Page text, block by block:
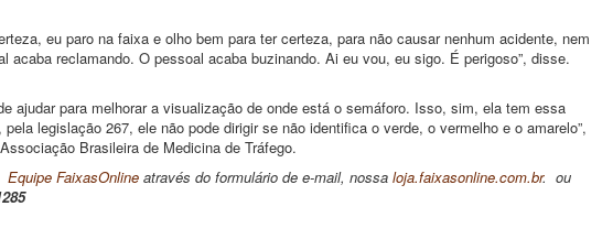
eu paro na faixa e olho bem para ter certeza, para não causar nenhum acidente, nem
acaba reclamando. O pessoal acaba buzinando. Ai eu vou, eu sigo. É perigoso”, disse.
ajudar para melhorar a visualização de onde está o semáforo. Isso, sim, ela tem essa
legislação 267, ele não pode dirigir se não identifica o verde, o vermelho e o amarelo”,
Brasileira de Medicina de Tráfego.
Equipe FaixasOnline através do formulário de e-mail, nossa loja.faixasonline.com.br. ou